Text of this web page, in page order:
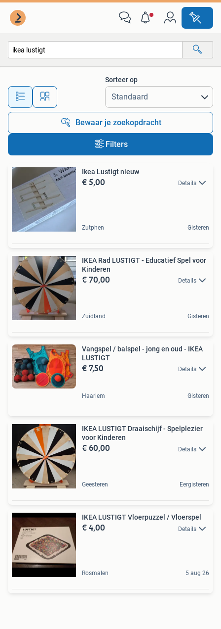
Alle afstanden…
Sorteer op
Bewaar je zoekopdracht
Filters
Ikea Lustigt nieuw
€ 5,00 Details
Zutphen Gisteren
IKEA Rad LUSTIGT - Educatief Spel voor
Kinderen
€ 70,00 Details
Zuidland Gisteren
Vangspel / balspel - jong en oud - IKEA
LUSTIGT
€ 7,50 Details
Haarlem Gisteren
IKEA LUSTIGT Draaischijf - Spelplezier
voor Kinderen
€ 60,00 Details
Geesteren Eergisteren
IKEA LUSTIGT Vloerpuzzel / Vloerspel
€ 4,00 Details
Rosmalen 5 aug 26